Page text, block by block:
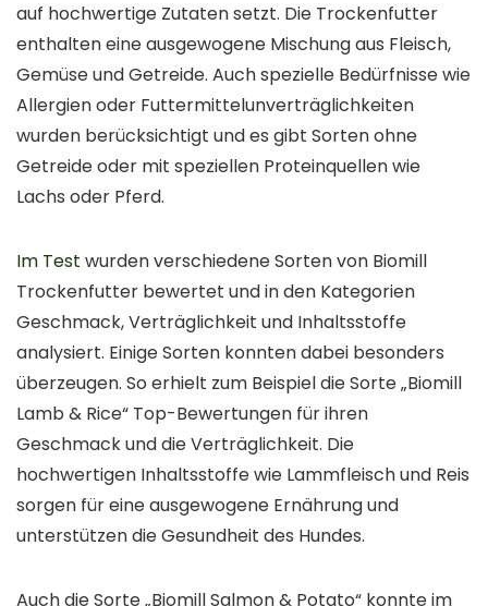
auf hochwertige Zutaten setzt. Die Trockenfutter
enthalten eine ausgewogene Mischung aus Fleisch,
Gemüse und Getreide. Auch spezielle Bedürfnisse wie
Allergien oder Futtermittelunverträglichkeiten
wurden berücksichtigt und es gibt Sorten ohne
Getreide oder mit speziellen Proteinquellen wie
Lachs oder Pferd.
Im Test wurden verschiedene Sorten von Biomill
Trockenfutter bewertet und in den Kategorien
Geschmack, Verträglichkeit und Inhaltsstoffe
analysiert. Einige Sorten konnten dabei besonders
überzeugen. So erhielt zum Beispiel die Sorte „Biomill
Lamb & Rice“ Top-Bewertungen für ihren
Geschmack und die Verträglichkeit. Die
hochwertigen Inhaltsstoffe wie Lammfleisch und Reis
sorgen für eine ausgewogene Ernährung und
unterstützen die Gesundheit des Hundes.
Auch die Sorte „Biomill Salmon & Potato“ konnte im